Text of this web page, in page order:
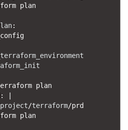
plan
:
plan
:
project/terraform/prd
plan